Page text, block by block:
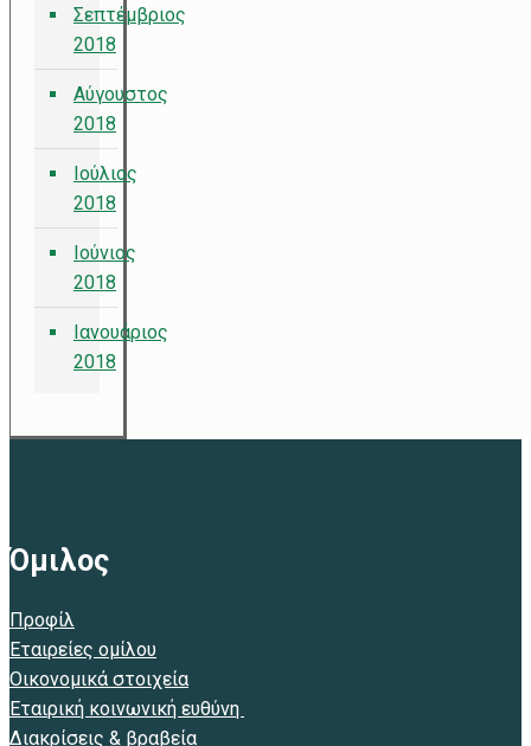
Σεπτέμβριος
2018
Αύγουστος
2018
Ιούλιος
2018
Ιούνιος
2018
Ιανουάριος
2018
Όμιλος
Προφίλ
Εταιρείες ομίλου
Οικονομικά στοιχεία
Εταιρική κοινωνική ευθύνη
Διακρίσεις & βραβεία